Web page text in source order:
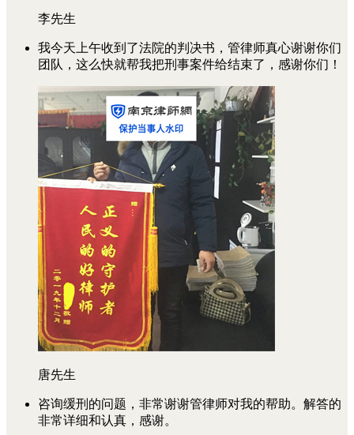
李先生
我今天上午收到了法院的判决书，管律师真心谢谢你们
团队，这么快就帮我把刑事案件给结束了，感谢你们！
唐先生
咨询缓刑的问题，非常谢谢管律师对我的帮助。解答的
非常详细和认真，感谢。